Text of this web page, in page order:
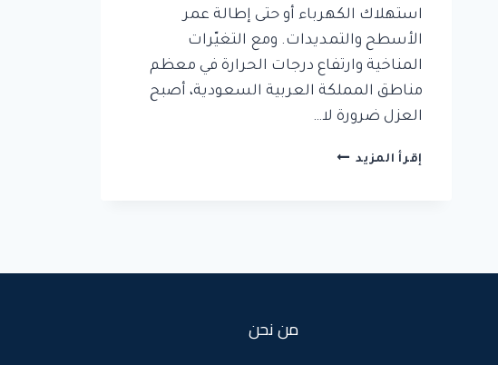
استهلاك الكهرباء أو حتى إطالة عمر
الأسطح والتمديدات. ومع التغيّرات
المناخية وارتفاع درجات الحرارة في معظم
مناطق المملكة العربية السعودية، أصبح
العزل ضرورة لا…
إقرأ المزيد شركة
من نحن